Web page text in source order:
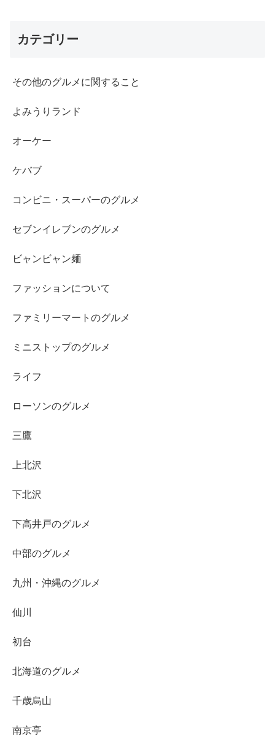
カテゴリー
その他のグルメに関すること
よみうりランド
オーケー
ケバブ
コンビニ・スーパーのグルメ
セブンイレブンのグルメ
ビャンビャン麺
ファッションについて
ファミリーマートのグルメ
ミニストップのグルメ
ライフ
ローソンのグルメ
三鷹
上北沢
下北沢
下高井戸のグルメ
中部のグルメ
九州・沖縄のグルメ
仙川
初台
北海道のグルメ
千歳烏山
南京亭